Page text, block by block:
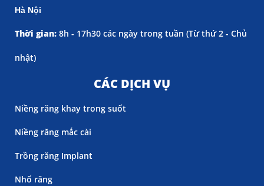
Hà Nội
Thời gian: 8h - 17h30 các ngày trong tuần (Từ thứ 2 - Chủ
nhật)
CÁC DỊCH VỤ
Niềng răng khay trong suốt
Niềng răng mắc cài
Trồng răng Implant
Nhổ răng